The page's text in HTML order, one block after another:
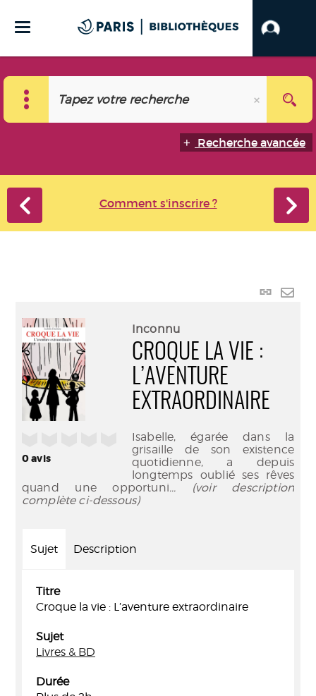
Recherche avancée
Comment s'inscrire ?
Lien
0avis
Inconnu
CROQUE LA VIE :
L’AVENTURE
EXTRAORDINAIRE
Isabelle, égarée dans la
grisaille de son existence
quotidienne, a depuis
longtemps oublié ses rêves
quand une opportuni... (voir description
complète ci-dessous)
Sujet Description
Titre
Croque la vie : L’aventure extraordinaire
Sujet
Livres & BD
Durée